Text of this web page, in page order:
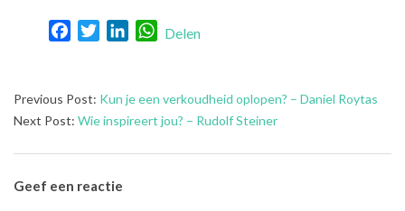
FacebookTwitterLinkedInWhatsApp
Delen
2024-
12-
Previous Post: Kun je een verkoudheid oplopen? – Daniel Roytas
Next Post: Wie inspireert jou? – Rudolf Steiner
Geef een reactie